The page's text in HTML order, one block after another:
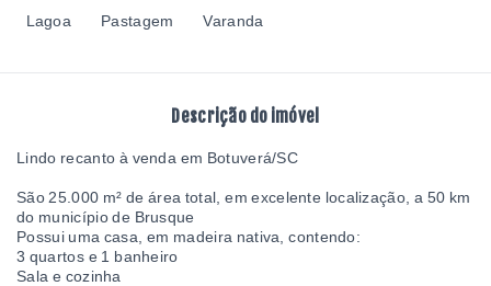
Lagoa Pastagem Varanda
Descrição do imóvel
Lindo recanto à venda em Botuverá/SC
São 25.000 m² de área total, em excelente localização, a 50 km
do município de Brusque
Possui uma casa, em madeira nativa, contendo:
3 quartos e 1 banheiro
Sala e cozinha